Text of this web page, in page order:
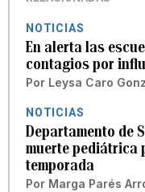
NOTICIAS
En alerta las
contagios por
Por Leysa Caro
NOTICIAS
Departamento de
muerte pediátrica
temporada
Por Marga Parés